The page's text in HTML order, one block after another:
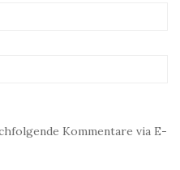
Kommentare via E-